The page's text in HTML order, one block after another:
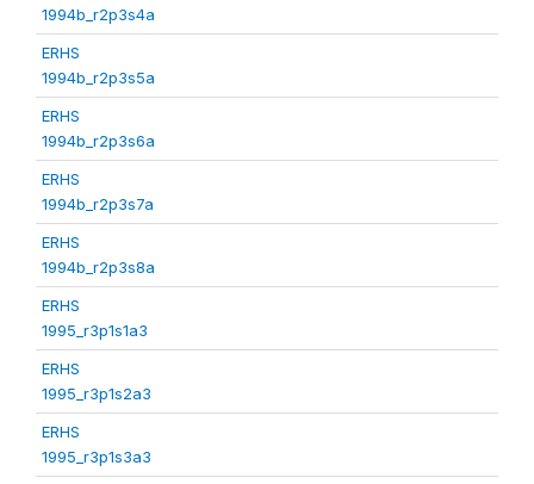
1994b_r2p3s4a
ERHS
1994b_r2p3s5a
ERHS
1994b_r2p3s6a
ERHS
1994b_r2p3s7a
ERHS
1994b_r2p3s8a
ERHS
1995_r3p1s1a3
ERHS
1995_r3p1s2a3
ERHS
1995_r3p1s3a3